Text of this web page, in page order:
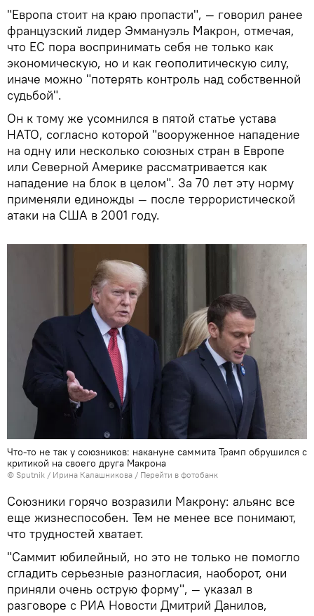
"Европа стоит на краю пропасти", — говорил ранее
французский лидер Эммануэль Макрон, отмечая,
что ЕС пора воспринимать себя не только как
экономическую, но и как геополитическую силу,
иначе можно "потерять контроль над собственной
судьбой".
Он к тому же усомнился в пятой статье устава
НАТО, согласно которой "вооруженное нападение
на одну или несколько союзных стран в Европе
или Северной Америке рассматривается как
нападение на блок в целом". За 70 лет эту норму
применяли единожды — после террористической
атаки на США в 2001 году.
Что-то не так у союзников: накануне саммита Трамп обрушился с
критикой на своего друга Макрона
© Sputnik / Ирина Калашникова / Перейти в фотобанк
Союзники горячо возразили Макрону: альянс все
еще жизнеспособен. Тем не менее все понимают,
что трудностей хватает.
"Саммит юбилейный, но это не только не помогло
сгладить серьезные разногласия, наоборот, они
приняли очень острую форму", — указал в
разговоре с РИА Новости Дмитрий Данилов,